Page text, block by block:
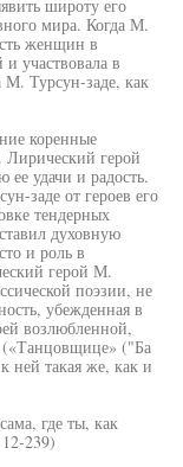
широту его
мира. Когда М.
женщин в
участвовала в
М. Турсун-заде, как
коренные
герой
удачи и радость.
заде от героев его
тендерных
духовную
и роль в
герой М.
поэзии, не
убежденная в
возлюбленной,
(«Танцовщице» ("Ба
ней такая же, как и
где ты, как
239)